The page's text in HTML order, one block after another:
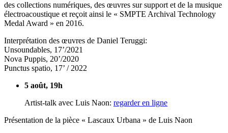
des collections numériques, des œuvres sur support et de la musique
électroacoustique et reçoit ainsi le « SMPTE Archival Technology
Medal Award » en 2016.
Interprétation des œuvres de Daniel Teruggi:
Unsoundables, 17’/2021
Nova Puppis, 20’/2020
Punctus spatio, 17’ / 2022
5 août, 19h
Artist-talk avec Luis Naon: regarder en ligne
Présentation de la pièce « Lascaux Urbana » de Luis Naon